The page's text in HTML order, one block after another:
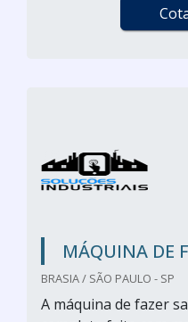
MÁQUINA DE
BRASIA / SÃO PAULO - SP
A máquina de fazer